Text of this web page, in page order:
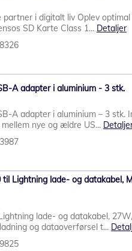
partner i digitalt liv Oplev
SD Karte Class 1... Detaljer
A adapter i aluminium - 3 stk.
A adapter i aluminium – 3 stk.
nye og ældre US...
Lightning lade- og datakabel,
lade- og datakabel,
og dataoverførsel t...